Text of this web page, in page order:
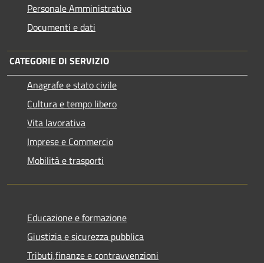
Personale Amministrativo
Documenti e dati
CATEGORIE DI SERVIZIO
Anagrafe e stato civile
Cultura e tempo libero
Vita lavorativa
Imprese e Commercio
Mobilità e trasporti
Educazione e formazione
Giustizia e sicurezza pubblica
Tributi,finanze e contravvenzioni